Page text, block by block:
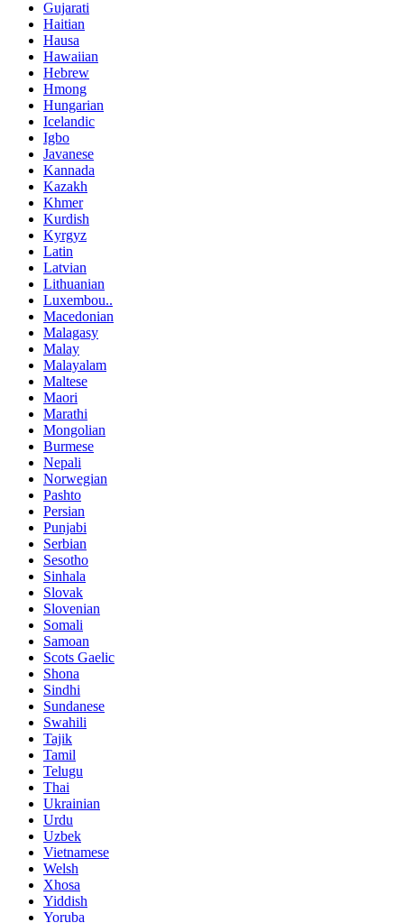
Gujarati
Haitian
Hausa
Hawaiian
Hebrew
Hmong
Hungarian
Icelandic
Igbo
Javanese
Kannada
Kazakh
Khmer
Kurdish
Kyrgyz
Latin
Latvian
Lithuanian
Luxembou..
Macedonian
Malagasy
Malay
Malayalam
Maltese
Maori
Marathi
Mongolian
Burmese
Nepali
Norwegian
Pashto
Persian
Punjabi
Serbian
Sesotho
Sinhala
Slovak
Slovenian
Somali
Samoan
Scots Gaelic
Shona
Sindhi
Sundanese
Swahili
Tajik
Tamil
Telugu
Thai
Ukrainian
Urdu
Uzbek
Vietnamese
Welsh
Xhosa
Yiddish
Yoruba